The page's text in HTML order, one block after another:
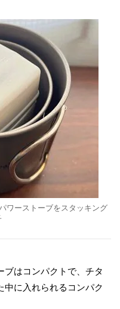
ワーストーブをスタッキング
はコンパクトで、チタ
中に入れられるコンパク